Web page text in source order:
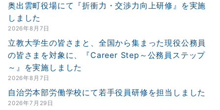
奥出雲町役場にて『折衝力・交渉力向上研修』を実施
しました
2026年8月7日
立教大学生の皆さまと、全国から集まった現役公務員
の皆さまを対象に、『Career Step～公務員ステップ
～』を実施しました
2026年8月7日
自治労本部労働学校にて若手役員研修を担当しました
2026年7月29日